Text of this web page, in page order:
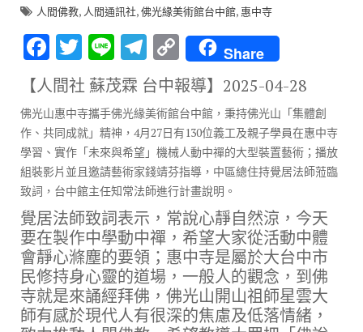
人間佛教, 人間通訊社,佛光緣美術館台中館, 惠中寺
F
ac
e
b
o
o
k
T
w
it
te
r
Li
n
e
T
el
e
gr
a
m
C
o
p
y
Li
n
k
Share
【人間社 蘇茂霖 台中報導】 2025-04-28
佛光山惠中寺攜手佛光緣美術館台中館，秉持佛光山「集體創
作、共同成就」精神，4月27日有130位義工及親子學員在惠中寺
學習、實作「未來與希望」機械人動中禪的大型裝置藝術；播放
組裝影片並且邀請藝術家錢靖芬指導，中區總住持覺居法師蒞臨
致詞，台中館主任知常法師進行計畫說明。
覺居法師致詞表示，常說心靜自然涼，今天
要在製作中學動中禪，希望大家從活動中體
會靜心滌塵的要領；惠中寺是屬於大台中市
民修持身心靈的道場，一般人的觀念，到佛
寺就是來誦經拜佛，佛光山開山祖師星雲大
師有感於現代人有很深的焦慮及低落情緒，